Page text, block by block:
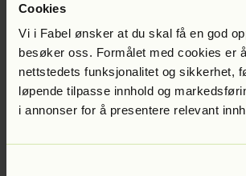
Cookies
Vi i Fabel ønsker at du skal få en god
besøker oss. Formålet med cookies er
nettstedets funksjonalitet og sikkerhet,
løpende tilpasse innhold og
i annonser for å presentere relevant